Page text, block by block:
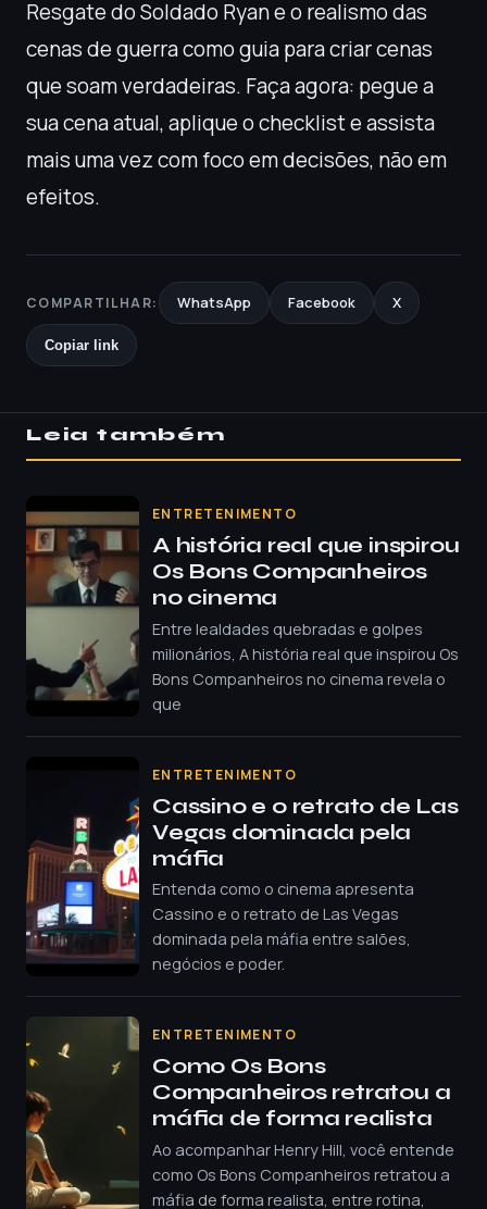
Resgate do Soldado Ryan e o realismo das
cenas de guerra como guia para criar cenas
que soam verdadeiras. Faça agora: pegue a
sua cena atual, aplique o checklist e assista
mais uma vez com foco em decisões, não em
efeitos.
COMPARTILHAR: WhatsApp Facebook X
Copiar link
Leia também
ENTRETENIMENTO
A história real que inspirou
Os Bons Companheiros
no cinema
Entre lealdades quebradas e golpes
milionários, A história real que inspirou Os
Bons Companheiros no cinema revela o
que
ENTRETENIMENTO
Cassino e o retrato de Las
Vegas dominada pela
máfia
Entenda como o cinema apresenta
Cassino e o retrato de Las Vegas
dominada pela máfia entre salões,
negócios e poder.
ENTRETENIMENTO
Como Os Bons
Companheiros retratou a
máfia de forma realista
Ao acompanhar Henry Hill, você entende
como Os Bons Companheiros retratou a
máfia de forma realista, entre rotina,